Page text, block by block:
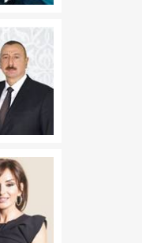
08 Avqust
01:04